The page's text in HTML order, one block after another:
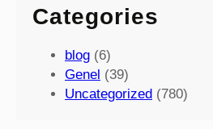
Categories
blog (6)
Genel (39)
Uncategorized (780)